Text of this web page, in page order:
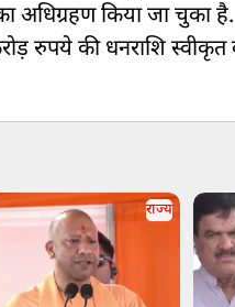
अधिग्रहण किया जा चुका
रुपये की धनराशि
राज्य